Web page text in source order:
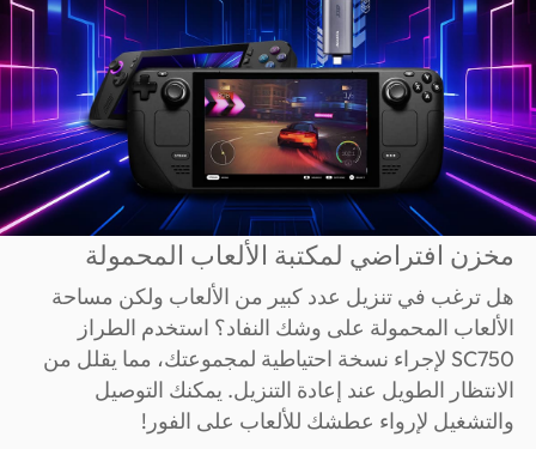
مخزن افتراضي لمكتبة الألعاب المحمولة
هل ترغب في تنزيل عدد كبير من الألعاب ولكن مساحة
الألعاب المحمولة على وشك النفاد؟ استخدم الطراز
SC750 لإجراء نسخة احتياطية لمجموعتك، مما يقلل من
الانتظار الطويل عند إعادة التنزيل. يمكنك التوصيل
والتشغيل لإرواء عطشك للألعاب على الفور!